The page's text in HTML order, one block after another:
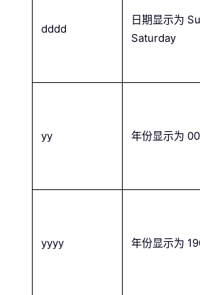
dddd
日期显示为
Saturday
yy 年份显示为
yyyy 年份显示为